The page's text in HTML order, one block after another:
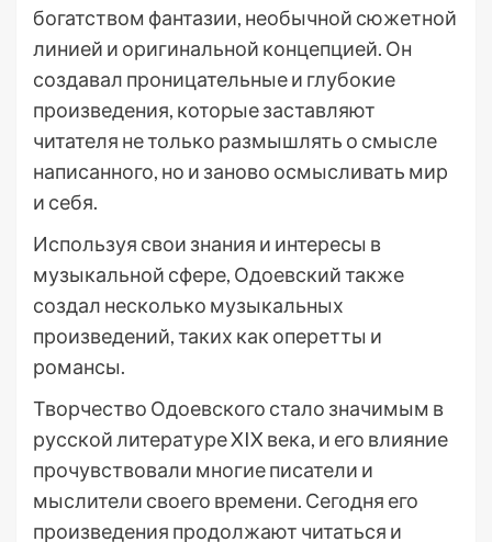
богатством фантазии, необычной сюжетной
линией и оригинальной концепцией. Он
создавал проницательные и глубокие
произведения, которые заставляют
читателя не только размышлять о смысле
написанного, но и заново осмысливать мир
и себя.
Используя свои знания и интересы в
музыкальной сфере, Одоевский также
создал несколько музыкальных
произведений, таких как оперетты и
романсы.
Творчество Одоевского стало значимым в
русской литературе XIX века, и его влияние
прочувствовали многие писатели и
мыслители своего времени. Сегодня его
произведения продолжают читаться и